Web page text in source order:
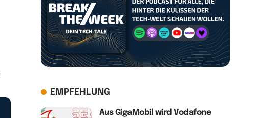
EMPFEHLUNG
Aus GigaMobil wird Vodafone